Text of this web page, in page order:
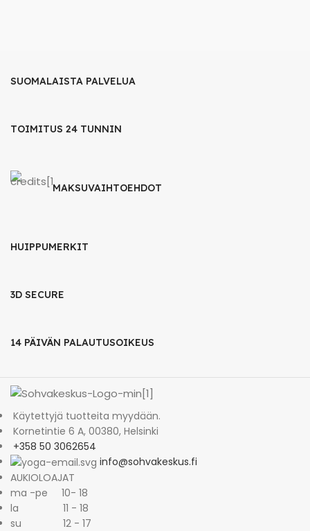
SUOMALAISTA PALVELUA
TOIMITUS 24 TUNNIN
MAKSUVAIHTOEHDOT
HUIPPUMERKIT
3D SECURE
14 PÄIVÄN PALAUTUSOIKEUS
Käytettyjä tuotteita myydään.
Kornetintie 6 A, 00380, Helsinki
+358 50 3062654
info@sohvakeskus.fi
AUKIOLOAJAT
ma -pe 10- 18
la 11 - 18
su 12 - 17